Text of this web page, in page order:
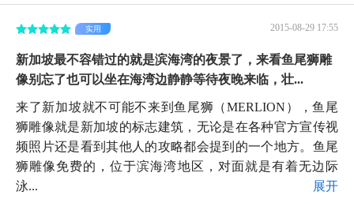
2015-08-29 17:55
实用
新加坡最不容错过的就是滨海湾的夜景了，来看鱼尾狮雕
像别忘了也可以坐在海湾边静静等待夜晚来临，壮...
来了新加坡就不可能不来到鱼尾狮（MERLION），鱼尾
狮雕像就是新加坡的标志建筑，无论是在各种官方宣传视
频照片还是看到其他人的攻略都会提到的一个地方。鱼尾
狮雕像免费的，位于滨海湾地区，对面就是有着无边际
泳...
展开